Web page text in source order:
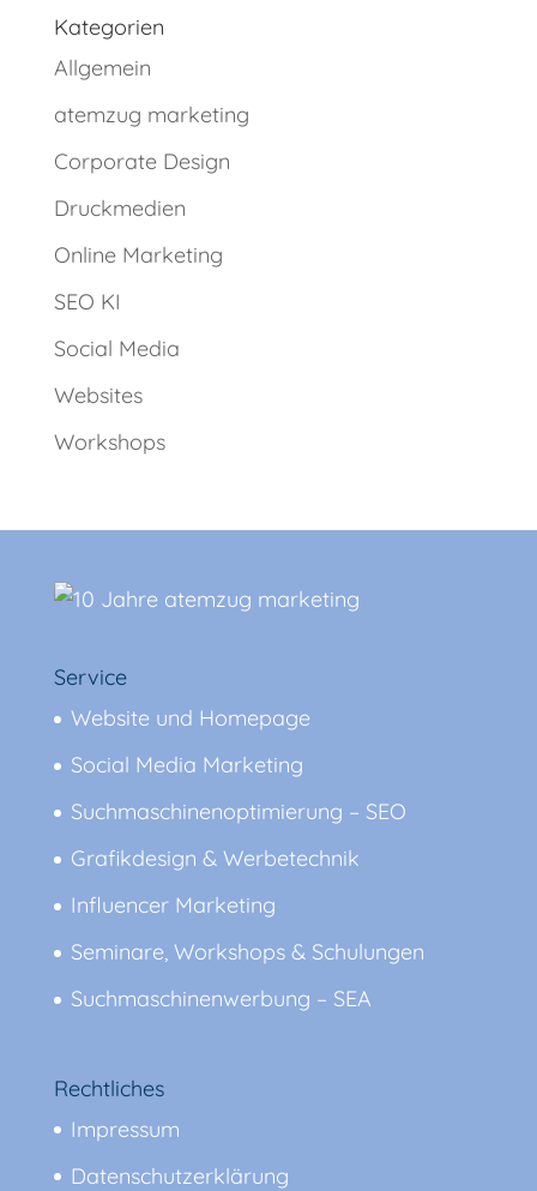
Kategorien
Allgemein
atemzug marketing
Corporate Design
Druckmedien
Online Marketing
SEO KI
Social Media
Websites
Workshops
Service
Website und Homepage
Social Media Marketing
Suchmaschinenoptimierung – SEO
Grafikdesign & Werbetechnik
Influencer Marketing
Seminare, Workshops & Schulungen
Suchmaschinenwerbung – SEA
Rechtliches
Impressum
Datenschutzerklärung